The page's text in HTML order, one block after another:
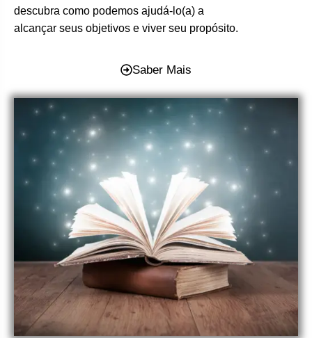
descubra como podemos ajudá-lo(a) a
alcançar seus objetivos e viver seu propósito.
Saber Mais